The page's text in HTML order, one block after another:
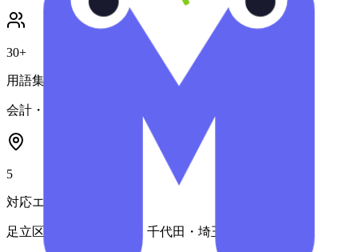
30+
用語集収録語数
会計・税務・IPO・Web3用語を解説
5
対応エリア
足立区・北千住・東京・千代田・埼玉